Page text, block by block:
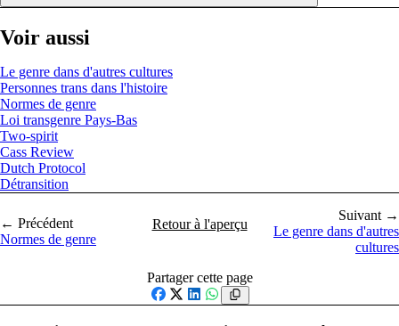
Voir aussi
Le genre dans d'autres cultures
Personnes trans dans l'histoire
Normes de genre
Loi transgenre Pays-Bas
Two-spirit
Cass Review
Dutch Protocol
Détransition
← Précédent
Normes de genre
Retour à l'aperçu
Suivant →
Le genre dans d'autres
cultures
Partager cette page
Facebook
X LinkedIn
WhatsApp